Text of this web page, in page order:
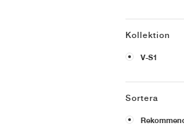
Kollektion
V-S1
Sortera